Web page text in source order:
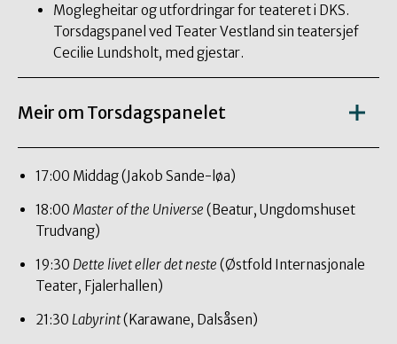
Moglegheitar og utfordringar for teateret i DKS.
Torsdagspanel ved Teater Vestland sin teatersjef
Cecilie Lundsholt, med gjestar.
Meir om Torsdagspanelet
17:00 Middag (Jakob Sande-løa)
18:00 Master of the Universe (Beatur, Ungdomshuset
Trudvang)
19:30 Dette livet eller det neste (Østfold Internasjonale
Teater, Fjalerhallen)
21:30 Labyrint(Karawane, Dalsåsen)